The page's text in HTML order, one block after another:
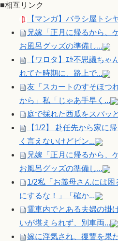
■相互リンク
【マンガ】バラシ屋トシ
兄嫁「正月に帰るから、
お風呂グッズの準備し...
【ワロタ】ｴｾ不思議ち
れてた時期に、路上で...
友「スカートのすそほつ
から」私「じゃあ手早く...
庭で採れた西瓜をスパッ
【1/2】 赴任先から家に
く言えないけどピン...
兄嫁「正月に帰るから、
お風呂グッズの準備し...
1/2私「お義母さんには
にするな！」「確か...
電車内でとある夫婦の掛
いが堪えられず、別車両...
嫁に浮気され、復讐を果